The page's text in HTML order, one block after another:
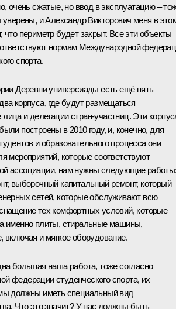
очень сжатые, но ввод в эксплуатацию –
и Александр Викторович меня в
что периметр будет закрыт. Все эти объекты
нормам Международной
спорта.
Деревни универсиады есть ещё пять
корпуса, где будут размещаться
и делегации стран-участниц. Эти
построены в 2010 году, и, конечно, для
и образовательного процесса они
мероприятий, которые соответствуют
ассоциации, нам нужны следующие
выборочный капитальный ремонт, который
сетей, которые обслуживают всю
тех комфортных условий, которые
именно плиты, стиральные машины,
включая и мягкое оборудование.
большая наша работа, тоже согласно
федерации студенческого спорта, их
должны иметь специальный вид
Что это значит? У нас должны быть